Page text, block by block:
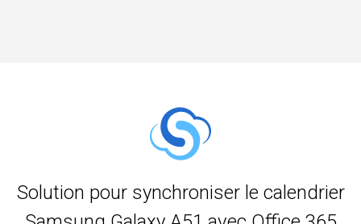
Solution pour synchroniser le calendrier